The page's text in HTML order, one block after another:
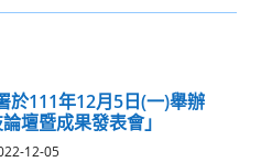
於111年12月5日(一)舉辦
壇暨成果發表會」
12-05